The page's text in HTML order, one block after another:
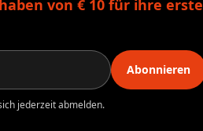
von € 10 für ihre erste
Abonnieren
jederzeit abmelden.